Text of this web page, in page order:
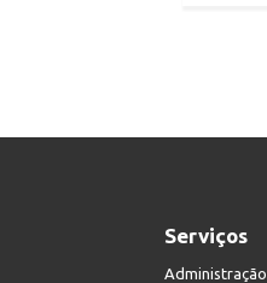
Serviços
Administração